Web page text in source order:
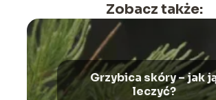
Zobacz także:
Grzybica skóry – jak
leczyć?